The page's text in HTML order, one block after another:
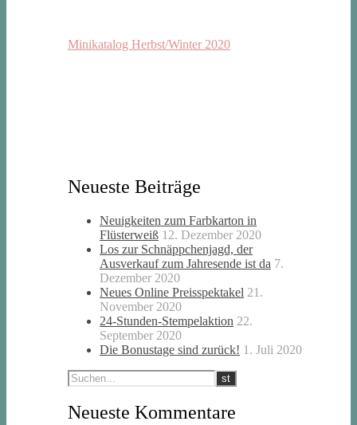
Minikatalog Herbst/Winter 2020
Neueste Beiträge
Neuigkeiten zum Farbkarton in
Flüsterweiß 12. Dezember 2020
Los zur Schnäppchenjagd, der
Ausverkauf zum Jahresende ist da 7.
Dezember 2020
Neues Online Preisspektakel 21.
November 2020
24-Stunden-Stempelaktion 22.
September 2020
Die Bonustage sind zurück! 1. Juli 2020
Neueste Kommentare